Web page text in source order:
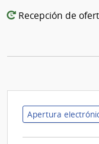
Recepción de
Apertura